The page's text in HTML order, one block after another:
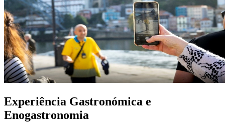
Experiência Gastronómica e
Enogastronomia